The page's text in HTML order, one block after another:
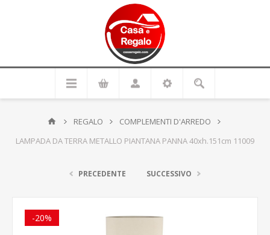
REGALO
COMPLEMENTI D'ARREDO
LAMPADA DA TERRA METALLO PIANTANA PANNA 40xh.151cm 11009
PRECEDENTE SUCCESSIVO
-20%